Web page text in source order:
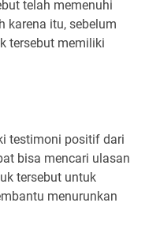
telah memenuhi
karena itu, sebelum
tersebut memiliki
testimoni positif dari
bisa mencari ulasan
tersebut untuk
menurunkan